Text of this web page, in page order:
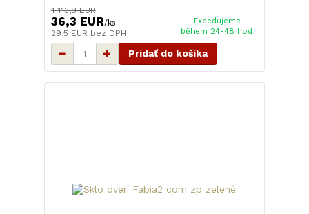
1 113,8 EUR
36,3 EUR/ks
29,5 EUR bez DPH
Expedujeme
během 24-48 hod
Pridať do košíka